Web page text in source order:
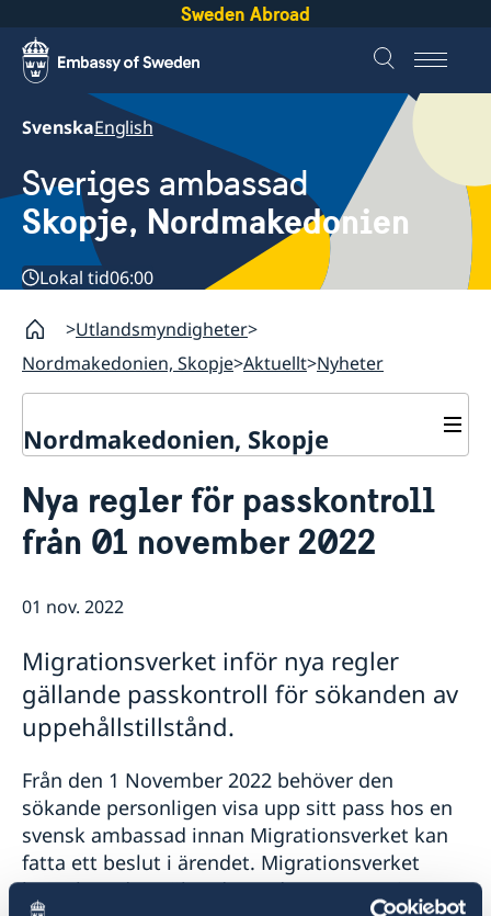
Sweden Abroad
SvenskaEnglish
Sveriges ambassad
Skopje, Nordmakedonien
Lokal tid06:00
Utlandsmyndigheter
Nordmakedonien, Skopje Aktuellt Nyheter
Nordmakedonien, Skopje
Ambassadör
Dataskyddspolicy för utlandsmyndigheterna
Kontakt / Öppettider
Boka tid för intervju
Så stöttar vi svenska företag
Team Sweden
Svenska företag i Nordmakedonien
Anmäl handelshinder
Ny handelskammare grundad för att stärka banden
mellan Sverige och Nordmakedonien
Vad som gäller för uppe­hålls­till­stånd för besök
Viktig information för migrationsärenden och pass
Migrationsärenden för personer lagligen bosatta i
Ukraina och Georgien
Rösta i Nordmakedonien
Sveriges utvecklingssamarbete i
Nordmakedonien
Nya regler för passkontroll
från 01 november 2022
01 nov. 2022
Migrationsverket inför nya regler
gällande passkontroll för sökanden av
uppehållstillstånd.
Från den 1 November 2022 behöver den
sökande personligen visa upp sitt pass hos en
svensk ambassad innan Migrationsverket kan
fatta ett beslut i ärendet. Migrationsverket
kontaktar den sökande med en uppmaning om